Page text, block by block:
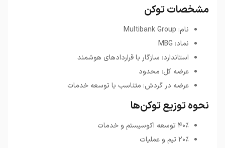
مشخصات توکن
نام: Multibank Group
نماد: MBG
استاندارد: سازگار با قراردادهای هوشمند
عرضه کل: محدود
عرضه در گردش: متناسب با توسعه خدمات
نحوه توزیع توکن‌ها
۴۰٪ توسعه اکوسیستم و خدمات
۲۰٪ تیم و عملیات